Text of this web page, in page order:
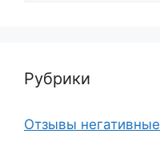
Рубрики
Отзывы негативные